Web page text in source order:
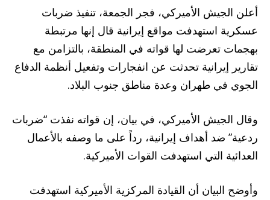
أعلن الجيش الأميركي، فجر الجمعة، تنفيذ ضربات
عسكرية استهدفت مواقع إيرانية قال إنها مرتبطة
بهجمات تعرضت لها قواته في المنطقة، بالتزامن مع
تقارير إيرانية تحدثت عن انفجارات وتفعيل أنظمة الدفاع
الجوي في طهران وعدة مناطق جنوب البلاد.
وقال الجيش الأميركي، في بيان، إن قواته نفذت “ضربات
ردعية” ضد أهداف إيرانية، رداً على ما وصفه بالأعمال
العدائية التي استهدفت القوات الأميركية.
وأوضح البيان أن القيادة المركزية الأميركية استهدفت